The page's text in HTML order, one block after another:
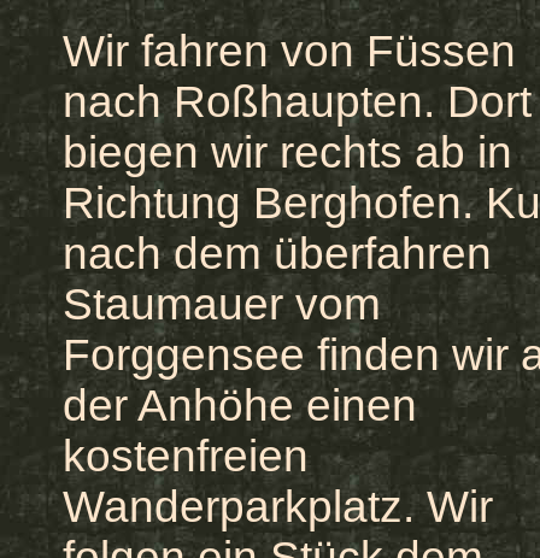
Wir fahren von Füssen
nach Roßhaupten. Dort
biegen wir rechts ab in
Richtung Berghofen.
nach dem überfahren
Staumauer vom
Forggensee finden wir
der Anhöhe einen
kostenfreien
Wanderparkplatz. Wir